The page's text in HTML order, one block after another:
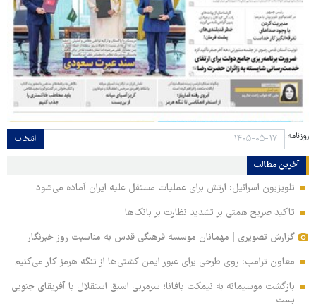
روزنامه: انتخاب
آخرین مطالب
تلویزیون اسرائیل: ارتش برای عملیات مستقل علیه ایران آماده می‌شود
تاکید صریح همتی بر تشدید نظارت بر بانک‌ها
گزارش تصویری | مهمانان موسسه فرهنگی قدس به مناسبت روز خبرنگار
معاون ترامپ: روی طرحی برای عبور ایمن کشتی‌ها از تنگه هرمز کار می‌کنیم
بازگشت موسیمانه به نیمکت بافانا؛ سرمربی اسبق استقلال با آفریقای جنوبی
بست